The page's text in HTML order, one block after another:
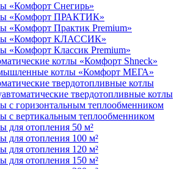
«Комфорт Снегирь»
«Комфорт ПРАКТИК»
«Комфорт Практик Premium»
«Комфорт КЛАССИК»
«Комфорт Классик Premium»
котлы «Комфорт Shneck»
котлы «Комфорт МЕГА»
твердотопливные котлы
твердотопливные котлы
с горизонтальным теплообменником
с вертикальным теплообменником
для отопления 50 м²
для отопления 100 м²
для отопления 120 м²
для отопления 150 м²